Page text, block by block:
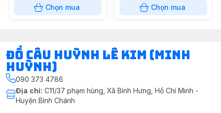
Chọn mua Chọn mua
ĐỒ CÂU HUỲNH LÊ KIM (MINH
HUỲNH)
090 373 4786
Địa chỉ: C11/37 phạm hùng, Xã Bình Hưng, Hồ Chí Minh -
Huyện Bình Chánh